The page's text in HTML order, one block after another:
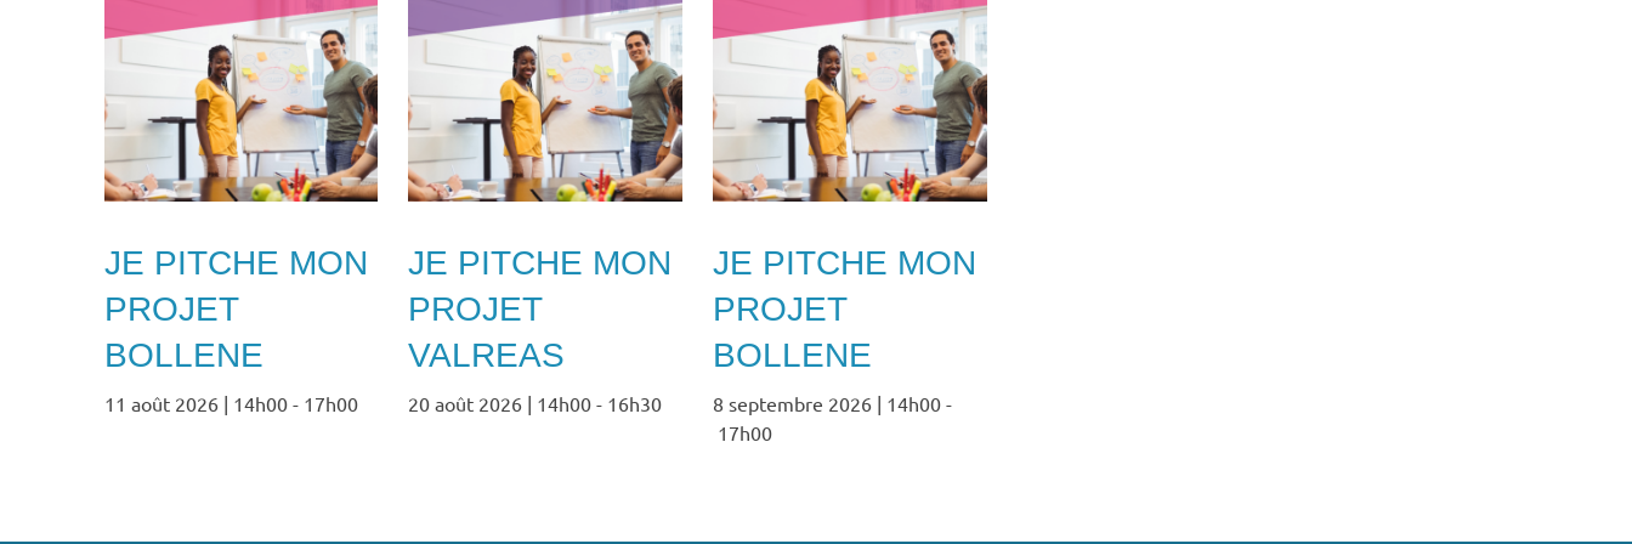
JE PITCHE MON
PROJET
BOLLENE
11 août 2026 | 14h00 - 17h00
JE PITCHE MON
PROJET
VALREAS
20 août 2026 | 14h00 - 16h30
JE PITCHE MON
PROJET
BOLLENE
8 septembre 2026 | 14h00 -
17h00